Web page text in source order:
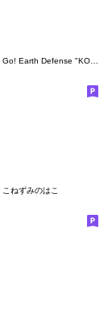
Go! Earth Defense "KONEZUMI" Taiwan Ver.
こねずみのはこ